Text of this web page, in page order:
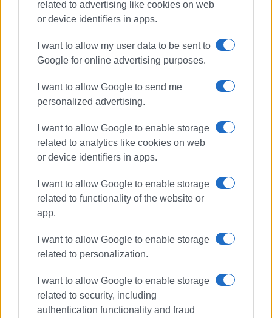
related to advertising like cookies on web
or device identifiers in apps.
I want to allow my user data to be sent to
Google for online advertising purposes.
I want to allow Google to send me
personalized advertising.
I want to allow Google to enable storage
related to analytics like cookies on web
or device identifiers in apps.
I want to allow Google to enable storage
related to functionality of the website or
app.
I want to allow Google to enable storage
related to personalization.
I want to allow Google to enable storage
related to security, including
authentication functionality and fraud
Λύκειο Ελληνίδων
ΣΧΕΤΙΚA AΡΘΡΑ
"Καλοκαιράκι έχει η καρδιά μου"
στο Πλακάδο τ΄Αγιού...